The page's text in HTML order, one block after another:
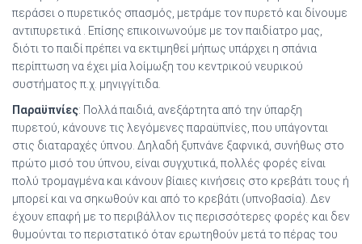
περάσει ο πυρετικός σπασμός, μετράμε τον πυρετό και δίνουμε
αντιπυρετικά . Επίσης επικοινωνούμε με τον παιδίατρο μας,
διότι το παιδί πρέπει να εκτιμηθεί μήπως υπάρχει η σπάνια
περίπτωση να έχει μία λοίμωξη του κεντρικού νευρικού
συστήματος π.χ. μηνιγγίτιδα.
Παραϋπνίες: Πολλά παιδιά, ανεξάρτητα από την ύπαρξη
πυρετού, κάνουνε τις λεγόμενες παραϋπνίες, που υπάγονται
στις διαταραχές ύπνου. Δηλαδή ξυπνάνε ξαφνικά, συνήθως στο
πρώτο μισό του ύπνου, είναι συγχυτικά, πολλές φορές είναι
πολύ τρομαγμένα και κάνουν βίαιες κινήσεις στο κρεβάτι τους ή
μπορεί και να σηκωθούν και από το κρεβάτι (υπνοβασία). Δεν
έχουν επαφή με το περιβάλλον τις περισσότερες φορές και δεν
θυμούνται το περιστατικό όταν ερωτηθούν μετά το πέρας του